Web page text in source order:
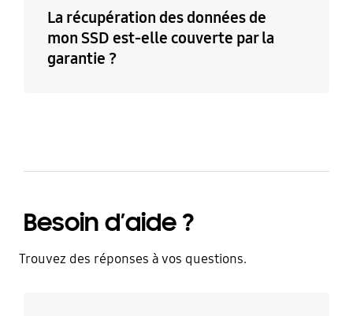
La récupération des données de
mon SSD est-elle couverte par la
garantie ?
Besoin d’aide ?
Trouvez des réponses à vos questions.